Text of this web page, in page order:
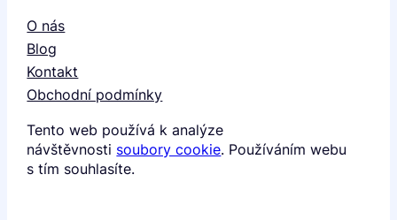
O nás
Blog
Kontakt
Obchodní podmínky
Tento web používá k analýze
návštěvnosti soubory cookie. Používáním webu
s tím souhlasíte.